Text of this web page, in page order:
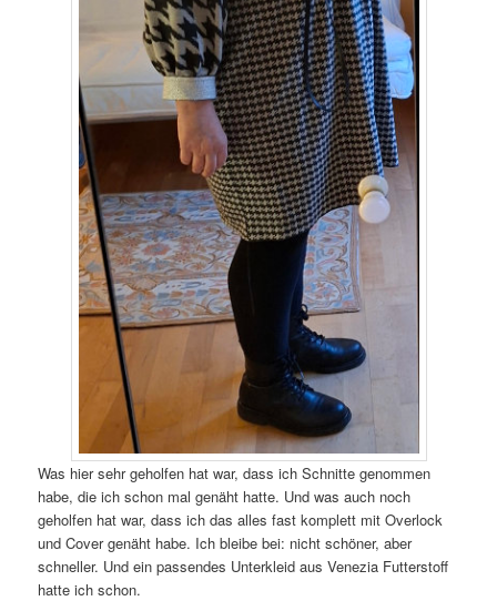
Was hier sehr geholfen hat war, dass ich Schnitte genommen
habe, die ich schon mal genäht hatte. Und was auch noch
geholfen hat war, dass ich das alles fast komplett mit Overlock
und Cover genäht habe. Ich bleibe bei: nicht schöner, aber
schneller. Und ein passendes Unterkleid aus Venezia Futterstoff
hatte ich schon.